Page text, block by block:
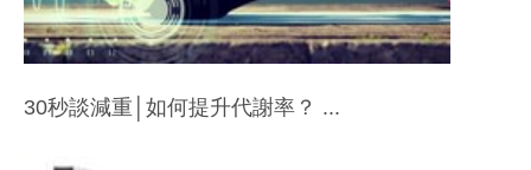
30秒談減重│如何提升代謝率？ ...